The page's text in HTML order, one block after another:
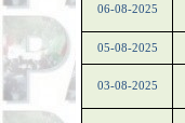
06-08-2025
05-08-2025
03-08-2025